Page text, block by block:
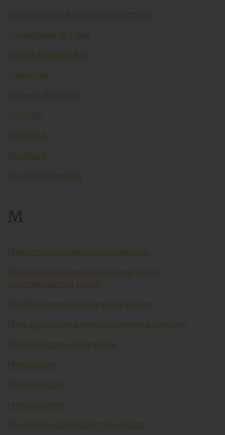
Ликвидность банковской системы
Ликвидные активы
Лимит овердрафта
Лицензия
Личные финансы
Логотип
Ломбард
Ломбард
Льготный период
М
Макропруденциальная политика
Макропруденциальные меры (англ.
macroprudential policy)
Межбанковский денежный рынок
Международная инвестиционная позиция
Международные резервы
Микрозайм
Микрокредит
Микролизинг
Минимальная заработная плата